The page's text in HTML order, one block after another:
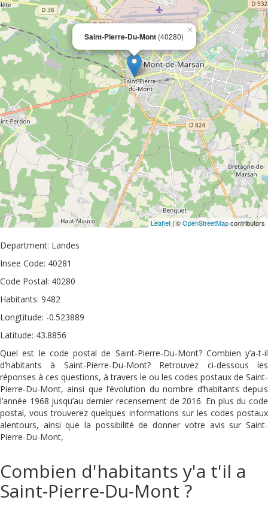
Saint-Pierre-Du-Mont (40280)
×
Leaflet | ©OpenStreetMapcontributors
Department: Landes
Insee Code: 40281
Code Postal: 40280
Habitants: 9482
Longtitude: -0.523889
Latitude: 43.8856
Quel est le code postal de Saint-Pierre-Du-Mont? Combien y’a-t-il
d’habitants à Saint-Pierre-Du-Mont? Retrouvez ci-dessous les
réponses à ces questions, à travers le ou les codes postaux de Saint-
Pierre-Du-Mont, ainsi que l’évolution du nombre d’habitants depuis
l’année 1968 jusqu’au dernier recensement de 2016. En plus du code
postal, vous trouverez quelques informations sur les codes postaux
alentours, ainsi que la possibilité de donner votre avis sur Saint-
Pierre-Du-Mont,
Combien d'habitants y'a t'il a
Saint-Pierre-Du-Mont ?